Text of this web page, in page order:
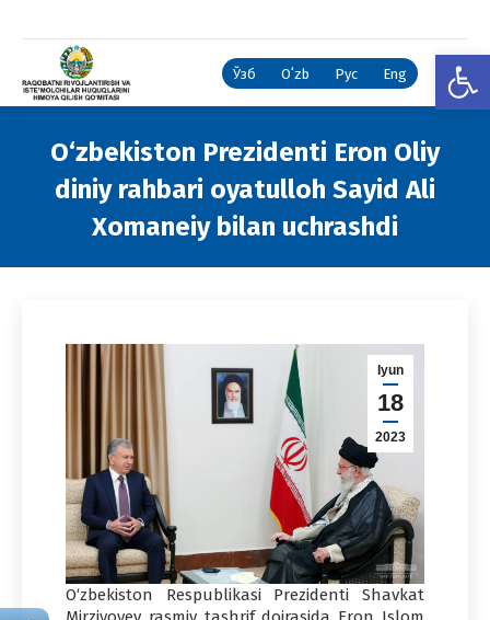
Ўзб Oʻzb Рус Eng
O‘zbekiston Prezidenti Eron Oliy
diniy rahbari oyatulloh Sayid Ali
Xomaneiy bilan uchrashdi
Iyun
18
2023
O‘zbekiston Respublikasi Prezidenti Shavkat